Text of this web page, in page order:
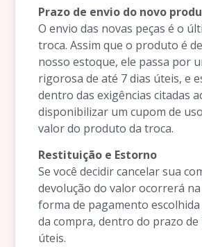
Prazo de envio do novo
O envio das novas peças é o
troca. Assim que o produto é
nosso estoque, ele passa por
rigorosa de até 7 dias úteis, e
dentro das exigências citadas
disponibilizar um cupom de
valor do produto da troca.
Restituição e Estorno
Se você decidir cancelar sua
devolução do valor ocorrerá
forma de pagamento
da compra, dentro do prazo de
úteis.